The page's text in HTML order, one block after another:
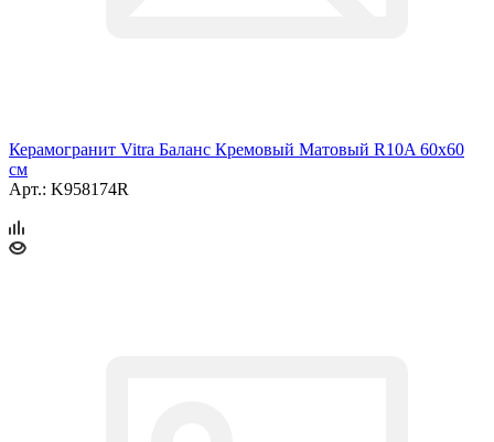
Керамогранит Vitra Баланс Кремовый Матовый R10A 60x60
см
Арт.: K958174R